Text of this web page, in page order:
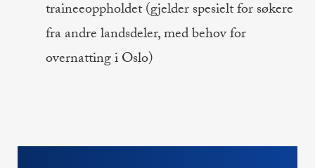
traineeoppholdet (gjelder spesielt for søkere
fra andre landsdeler, med behov for
overnatting i Oslo)